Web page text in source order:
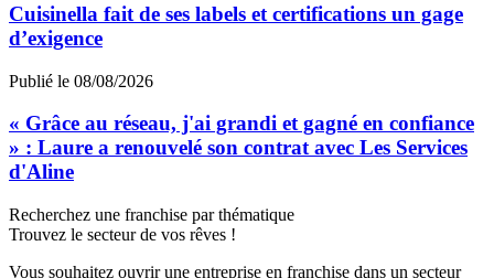
Cuisinella fait de ses labels et certifications un gage
d’exigence
Publié le 08/08/2026
« Grâce au réseau, j'ai grandi et gagné en confiance
» : Laure a renouvelé son contrat avec Les Services
d'Aline
Recherchez une franchise par thématique
Trouvez le secteur de vos rêves !
Vous souhaitez ouvrir une entreprise en franchise dans un secteur